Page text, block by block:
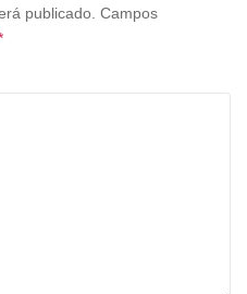
publicado. Campos